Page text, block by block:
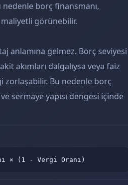
nedenle borç finansmanı,
görünebilir.
anlamına gelmez. Borç seviyesi
akımları dalgalıysa veya faiz
Bu nedenle borç
sermaye yapısı dengesi içinde
× (1 - Vergi Oranı)